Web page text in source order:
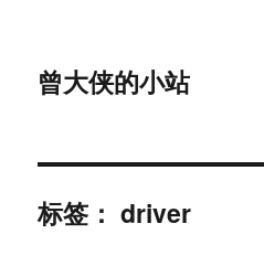
曾大侠的小站
标签：driver